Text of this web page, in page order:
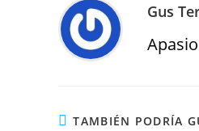
Gus
TAMBIÉN PODRÍA